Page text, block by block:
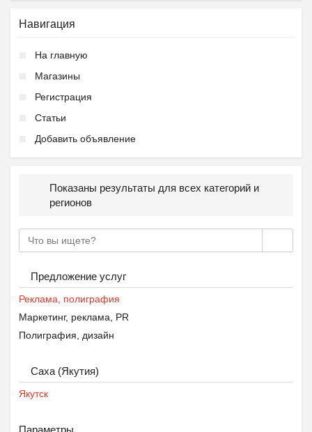
Навигация
На главную
Магазины
Регистрация
Статьи
Добавить объявление
Показаны результаты для всех категорий и
регионов
Предложение услуг
Реклама, полиграфия
Маркетинг, реклама, PR
Полиграфия, дизайн
Саха (Якутия)
Якутск
Параметры